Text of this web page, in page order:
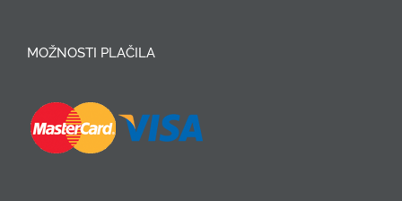
MOŽNOSTI PLAČILA